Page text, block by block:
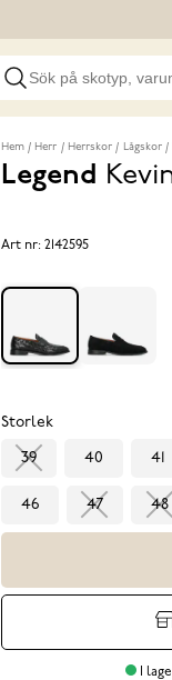
Hem Herr Herrskor Lågskor
Legend
Art nr: 2142595
Storlek
39 40 41
46 47 48
I